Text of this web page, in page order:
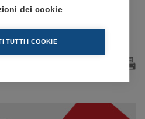
nel corso del tempo, subire
in questa pagina, ma in
essere più attuali.
dei cookie
TUTTI I COOKIE